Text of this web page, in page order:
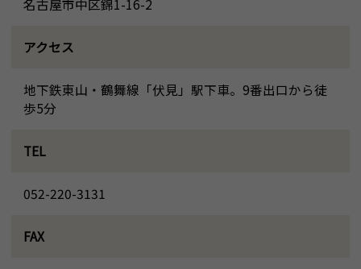
名古屋市中区錦1-16-2
アクセス
地下鉄東山・鶴舞線「伏見」駅下車。9番出口から徒
歩5分
TEL
052-220-3131
FAX